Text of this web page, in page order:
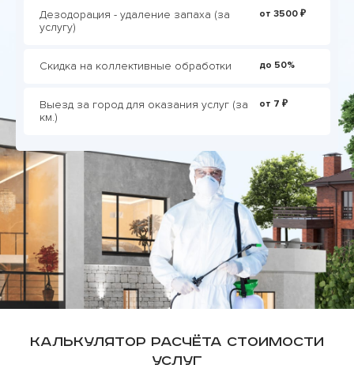
Дезодорация - удаление запаха (за
услугу)
от 3500 ₽
Скидка на коллективные обработки до 50%
Выезд за город для оказания услуг (за
км.)
от 7 ₽
Калькулятор расчёта стоимости
услуг